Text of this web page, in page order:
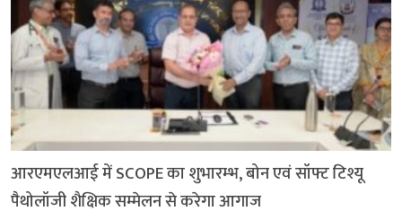
आरएमएलआई में SCOPE का शुभारम्भ, बोन एवं सॉफ्ट टिश्यू
पैथोलॉजी शैक्षिक सम्मेलन से करेगा आगाज